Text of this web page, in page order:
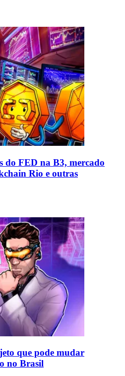
do FED na B3, mercado
Rio e outras
que pode mudar
no Brasil